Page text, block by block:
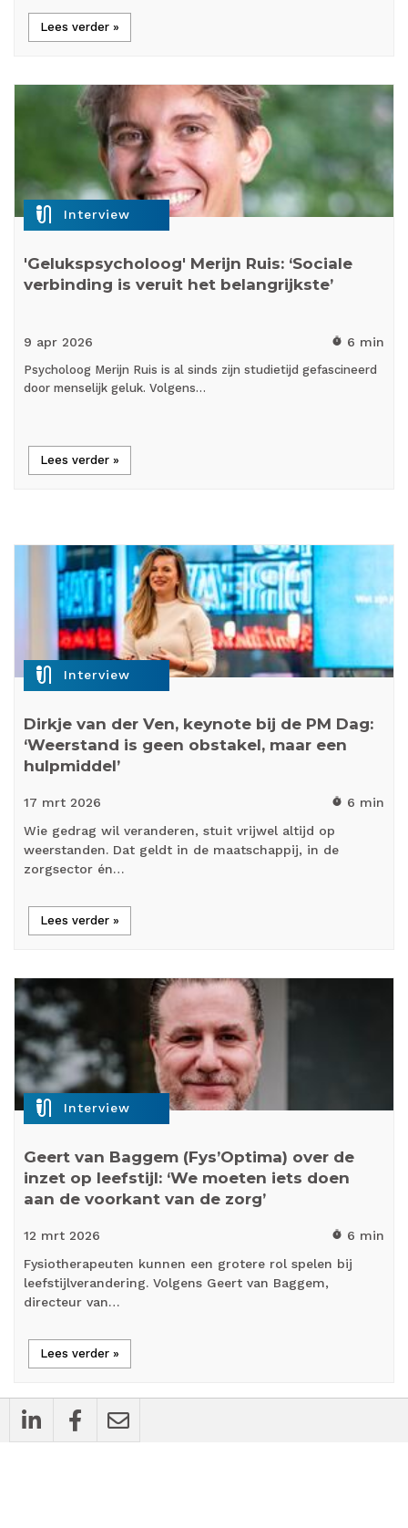
Lees verder »
mic_external_on Interview
'Gelukspsycholoog' Merijn Ruis: ‘Sociale
verbinding is veruit het belangrijkste’
9 apr 2026 timer 6 min
Psycholoog Merijn Ruis is al sinds zijn studietijd gefascineerd
door menselijk geluk. Volgens…
Lees verder »
mic_external_on Interview
Dirkje van der Ven, keynote bij de PM Dag:
‘Weerstand is geen obstakel, maar een
hulpmiddel’
17 mrt 2026 timer 6 min
Wie gedrag wil veranderen, stuit vrijwel altijd op
weerstanden. Dat geldt in de maatschappij, in de
zorgsector én…
Lees verder »
mic_external_on Interview
Geert van Baggem (Fys’Optima) over de
inzet op leefstijl: ‘We moeten iets doen
aan de voorkant van de zorg’
12 mrt 2026 timer 6 min
Fysiotherapeuten kunnen een grotere rol spelen bij
leefstijlverandering. Volgens Geert van Baggem,
directeur van…
Lees verder »